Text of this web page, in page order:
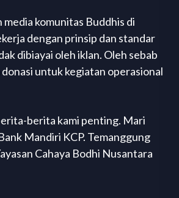
media komunitas Buddhis di
dengan prinsip dan standar
dibiayai oleh iklan. Oleh sebab
untuk kegiatan operasional
berita kami penting. Mari
Mandiri KCP. Temanggung
Cahaya Bodhi Nusantara